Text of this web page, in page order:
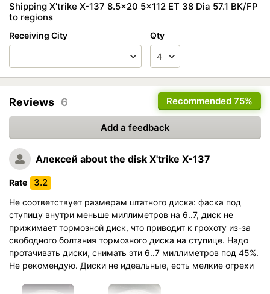
Shipping X'trike X-137 8.5x20 5x112 ET 38 Dia 57.1 BK/FP
to regions
Receiving City Qty
Recommended 75%
Reviews 6
Add a feedback
Алексей about the disk X'trike X-137
Rate 3.2
Не соответствует размерам штатного диска: фаска под
ступицу внутри меньше миллиметров на 6..7, диск не
прижимает тормозной диск, что приводит к грохоту из-за
свободного болтания тормозного диска на ступице. Надо
протачивать диски, снимать эти 6..7 миллиметров под 45%.
Не рекомендую. Диски не идеальные, есть мелкие огрехи